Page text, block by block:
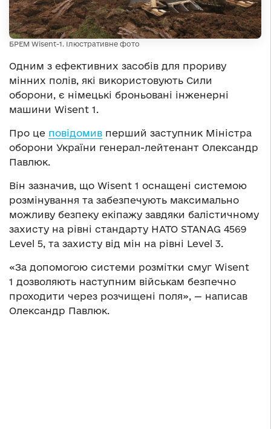
БРЕМ Wisent-1. Ілюстративне фото
Одним з ефективних засобів для прориву
мінних полів, які використовують Сили
оборони, є німецькі броньовані інженерні
машини Wisent 1.
Про це повідомив перший заступник Міністра
оборони України генерал-лейтенант Олександр
Павлюк.
Він зазначив, що Wisent 1 оснащені системою
розмінування та забезпечують максимально
можливу безпеку екіпажу завдяки балістичному
захисту на рівні стандарту НАТО STANAG 4569
Level 5, та захисту від мін на рівні Level 3.
«За допомогою системи розмітки смуг Wisent
1 дозволяють наступним військам безпечно
проходити через розчищені поля», — написав
Олександр Павлюк.